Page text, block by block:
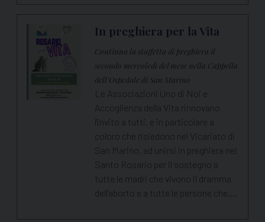
In preghiera per la Vita
Continua la staffetta di preghiera il
secondo mercoledì del mese nella Cappella
dell'Ospedale di San Marino
Le Associazioni Uno di Noi e
Accoglienza della Vita rinnovano
l'invito a tutti, e in particolare a
coloro che risiedono nel Vicariato di
San Marino, ad unirsi in preghiera nel
Santo Rosario per il sostegno a
tutte le madri che vivono il dramma
dell'aborto e a tutte le persone che,…